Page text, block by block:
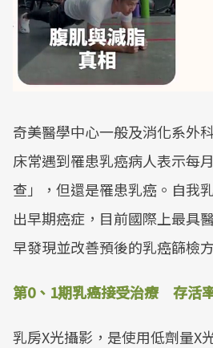
奇美醫學中心一般及消化系外
床常遇到罹患乳癌病人表示每
查」，但還是罹患乳癌。自我
出早期癌症，目前國際上最具
早發現並改善預後的乳癌篩檢
第0、1期乳癌接受治療 存活
乳房X光攝影，是使用低劑量X